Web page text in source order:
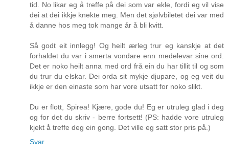
tid. No likar eg å treffe på dei som var ekle, fordi eg vil vise
dei at dei ikkje knekte meg. Men det sjølvbiletet dei var med
å danne hos meg tok mange år å bli kvitt.
Så godt eit innlegg! Og heilt ærleg trur eg kanskje at det
forhaldet du var i smerta vondare enn medelevar sine ord.
Det er noko heilt anna med ord frå ein du har tillit til og som
du trur du elskar. Dei orda sit mykje djupare, og eg veit du
ikkje er den einaste som har vore utsatt for noko slikt.
Du er flott, Spirea! Kjære, gode du! Eg er utruleg glad i deg
og for det du skriv - berre fortsett! (PS: hadde vore utruleg
kjekt å treffe deg ein gong. Det ville eg satt stor pris på.)
Svar